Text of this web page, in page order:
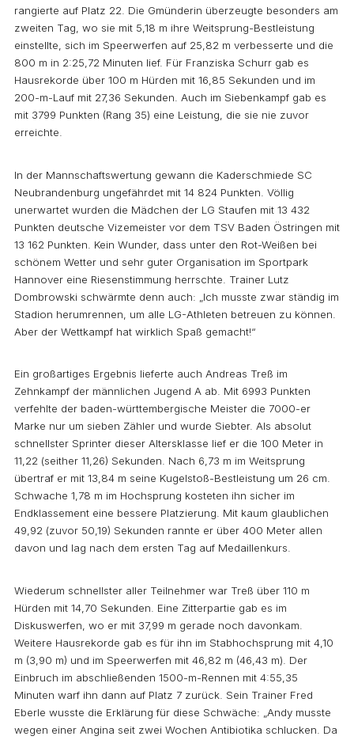
rangierte auf Platz 22. Die Gmünderin überzeugte besonders am
zweiten Tag, wo sie mit 5,18 m ihre Weitsprung-Bestleistung
einstellte, sich im Speerwerfen auf 25,82 m verbesserte und die
800 m in 2:25,72 Minuten lief. Für Franziska Schurr gab es
Hausrekorde über 100 m Hürden mit 16,85 Sekunden und im
200-m-Lauf mit 27,36 Sekunden. Auch im Siebenkampf gab es
mit 3799 Punkten (Rang 35) eine Leistung, die sie nie zuvor
erreichte.
In der Mannschaftswertung gewann die Kaderschmiede SC
Neubrandenburg ungefährdet mit 14 824 Punkten. Völlig
unerwartet wurden die Mädchen der LG Staufen mit 13 432
Punkten deutsche Vizemeister vor dem TSV Baden Östringen mit
13 162 Punkten. Kein Wunder, dass unter den Rot-Weißen bei
schönem Wetter und sehr guter Organisation im Sportpark
Hannover eine Riesenstimmung herrschte. Trainer Lutz
Dombrowski schwärmte denn auch: „Ich musste zwar ständig im
Stadion herumrennen, um alle LG-Athleten betreuen zu können.
Aber der Wettkampf hat wirklich Spaß gemacht!“
Ein großartiges Ergebnis lieferte auch Andreas Treß im
Zehnkampf der männlichen Jugend A ab. Mit 6993 Punkten
verfehlte der baden-württembergische Meister die 7000-er
Marke nur um sieben Zähler und wurde Siebter. Als absolut
schnellster Sprinter dieser Altersklasse lief er die 100 Meter in
11,22 (seither 11,26) Sekunden. Nach 6,73 m im Weitsprung
übertraf er mit 13,84 m seine Kugelstoß-Bestleistung um 26 cm.
Schwache 1,78 m im Hochsprung kosteten ihn sicher im
Endklassement eine bessere Platzierung. Mit kaum glaublichen
49,92 (zuvor 50,19) Sekunden rannte er über 400 Meter allen
davon und lag nach dem ersten Tag auf Medaillenkurs.
Wiederum schnellster aller Teilnehmer war Treß über 110 m
Hürden mit 14,70 Sekunden. Eine Zitterpartie gab es im
Diskuswerfen, wo er mit 37,99 m gerade noch davonkam.
Weitere Hausrekorde gab es für ihn im Stabhochsprung mit 4,10
m (3,90 m) und im Speerwerfen mit 46,82 m (46,43 m). Der
Einbruch im abschließenden 1500-m-Rennen mit 4:55,35
Minuten warf ihn dann auf Platz 7 zurück. Sein Trainer Fred
Eberle wusste die Erklärung für diese Schwäche: „Andy musste
wegen einer Angina seit zwei Wochen Antibiotika schlucken. Da